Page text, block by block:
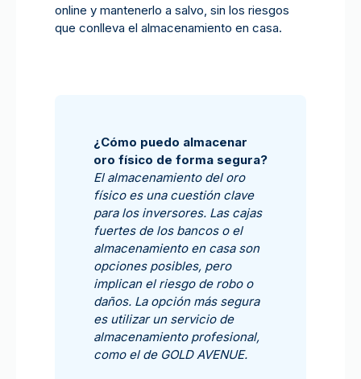
online y mantenerlo a salvo, sin los riesgos
que conlleva el almacenamiento en casa.
¿Cómo puedo almacenar
oro físico de forma segura?
El almacenamiento del oro
físico es una cuestión clave
para los inversores. Las cajas
fuertes de los bancos o el
almacenamiento en casa son
opciones posibles, pero
implican el riesgo de robo o
daños. La opción más segura
es utilizar un servicio de
almacenamiento profesional,
como el de GOLD AVENUE.